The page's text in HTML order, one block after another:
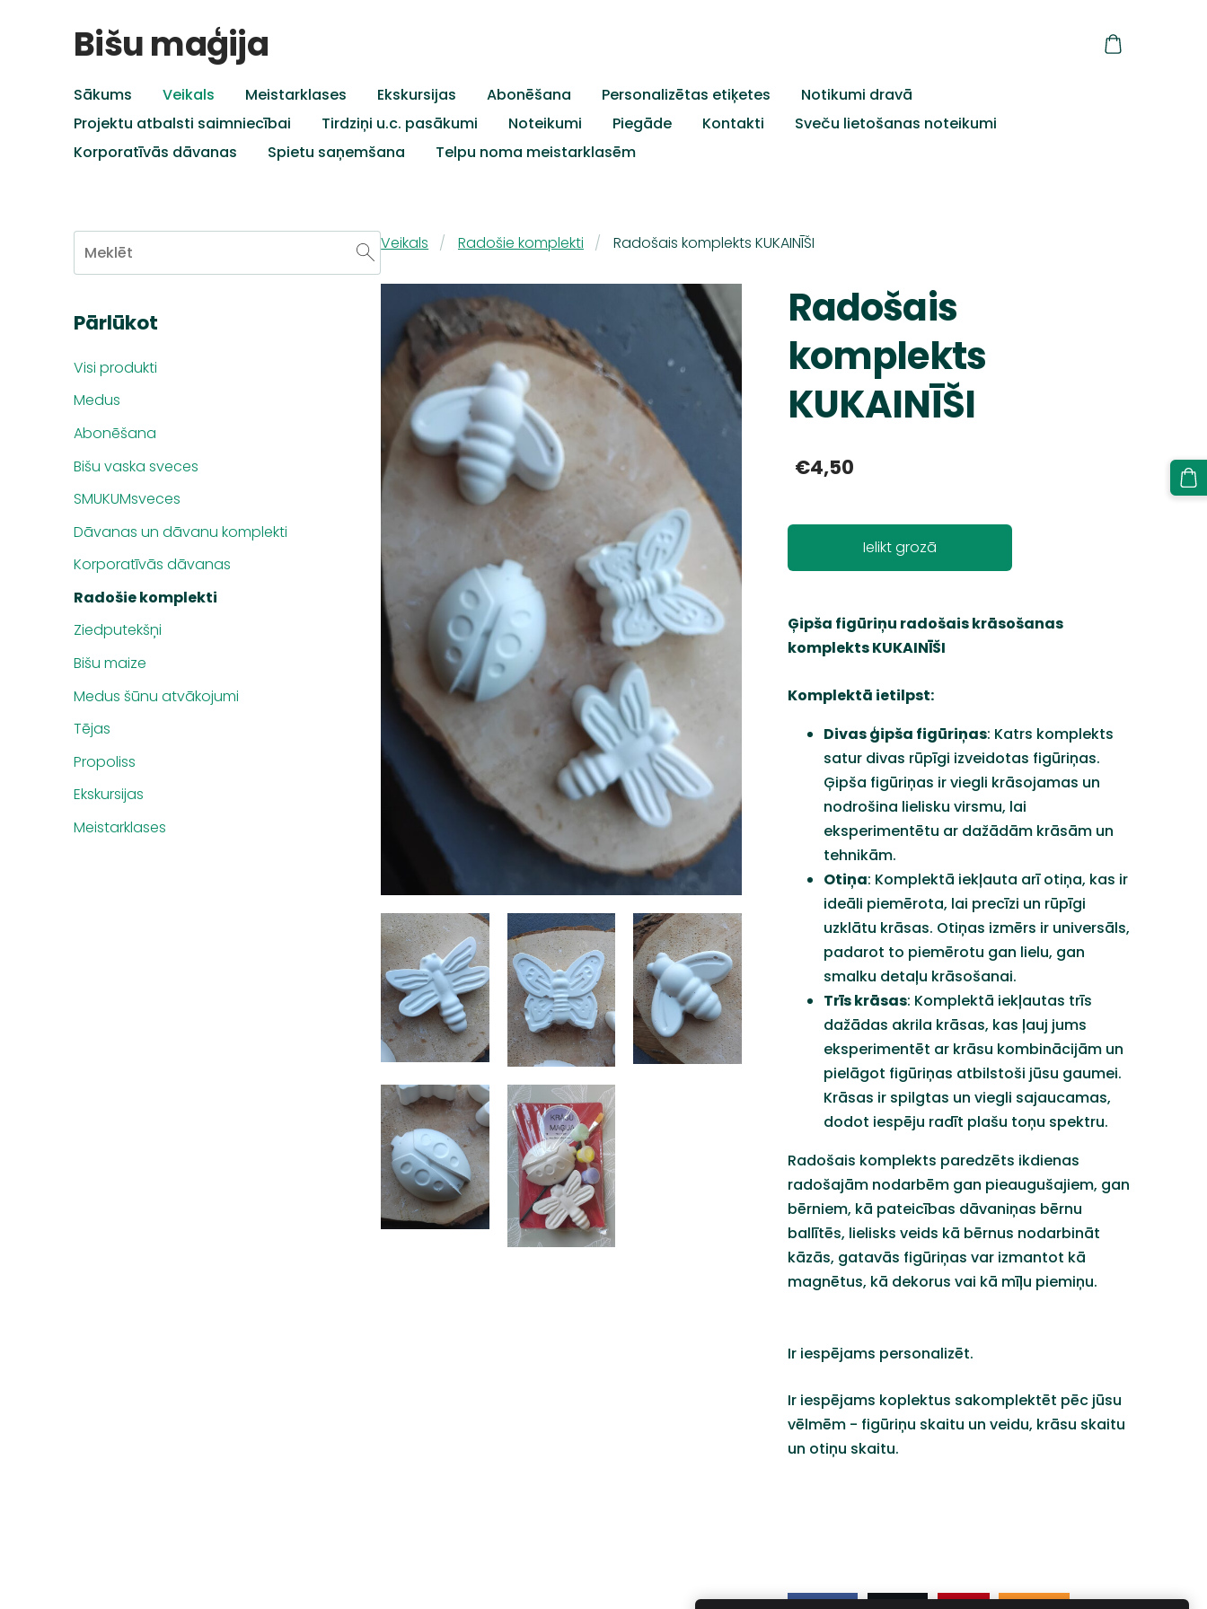
Bišu maģija
Sākums Veikals Meistarklases Ekskursijas Abonēšana Personalizētas etiķetes
Notikumi dravā
Projektu atbalsti saimniecībai
Tirdziņi u.c. pasākumi Noteikumi Piegāde Kontakti
Sveču lietošanas noteikumi
Korporatīvās dāvanas
Spietu saņemšana Telpu noma meistarklasēm
Pārlūkot
Visi produkti
Medus
Abonēšana
Bišu vaska sveces
SMUKUMsveces
Dāvanas un dāvanu komplekti
Korporatīvās dāvanas
Radošie komplekti
Ziedputekšņi
Bišu maize
Medus šūnu atvākojumi
Tējas
Propoliss
Ekskursijas
Meistarklases
Veikals Radošie komplekti Radošais komplekts KUKAINĪŠI
Radošais
komplekts
KUKAINĪŠI
€4,50
Ielikt grozā
Ģipša figūriņu radošais krāsošanas
komplekts KUKAINĪŠI
Komplektā ietilpst:
Divas ģipša figūriņas: Katrs komplekts
satur divas rūpīgi izveidotas figūriņas.
Ģipša figūriņas ir viegli krāsojamas un
nodrošina lielisku virsmu, lai
eksperimentētu ar dažādām krāsām un
tehnikām.
Otiņa: Komplektā iekļauta arī otiņa, kas ir
ideāli piemērota, lai precīzi un rūpīgi
uzklātu krāsas. Otiņas izmērs ir universāls,
padarot to piemērotu gan lielu, gan
smalku detaļu krāsošanai.
Trīs krāsas: Komplektā iekļautas trīs
dažādas akrila krāsas, kas ļauj jums
eksperimentēt ar krāsu kombinācijām un
pielāgot figūriņas atbilstoši jūsu gaumei.
Krāsas ir spilgtas un viegli sajaucamas,
dodot iespēju radīt plašu toņu spektru.
Radošais komplekts paredzēts ikdienas
radošajām nodarbēm gan pieaugušajiem, gan
bērniem, kā pateicības dāvaniņas bērnu
ballītēs, lielisks veids kā bērnus nodarbināt
kāzās, gatavās figūriņas var izmantot kā
magnētus, kā dekorus vai kā mīļu piemiņu.
Ir iespējams personalizēt.
Ir iespējams koplektus sakomplektēt pēc jūsu
vēlmēm - figūriņu skaitu un veidu, krāsu skaitu
un otiņu skaitu.